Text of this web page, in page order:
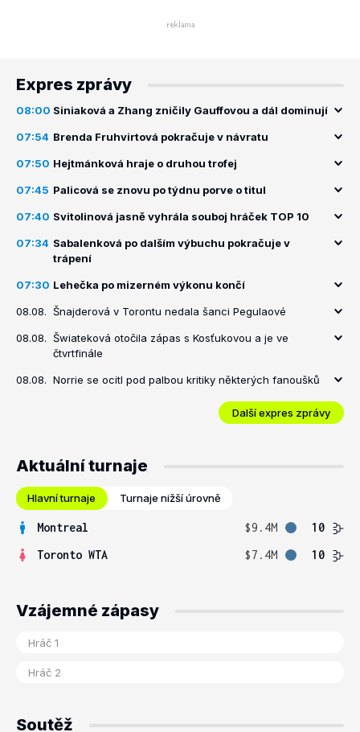
Expres zprávy
08:00 Siniaková a Zhang zničily Gauffovou a dál dominují
07:54 Brenda Fruhvirtová pokračuje v návratu
07:50 Hejtmánková hraje o druhou trofej
07:45 Palicová se znovu po týdnu porve o titul
07:40 Svitolinová jasně vyhrála souboj hráček TOP 10
07:34 Sabalenková po dalším výbuchu pokračuje v
trápení
07:30 Lehečka po mizerném výkonu končí
08.08. Šnajderová v Torontu nedala šanci Pegulaové
08.08. Šwiateková otočila zápas s Kosťukovou a je ve
čtvrtfinále
08.08. Norrie se ocitl pod palbou kritiky některých fanoušků
Další expres zprávy
Aktuální turnaje
Hlavní turnaje Turnaje nižší úrovně
Montreal $9.4M
10
Toronto WTA
$7.4M 10
Vzájemné zápasy
Soutěž